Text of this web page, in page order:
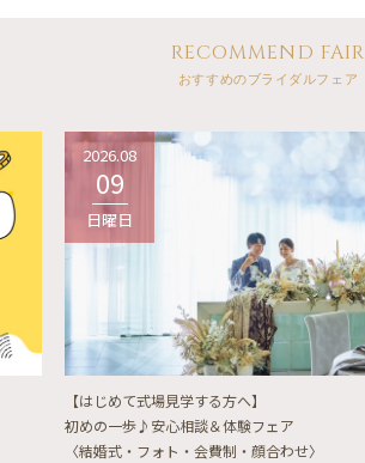
RECOMMEND FAIR
おすすめのブライダルフェア
2026.08
09
日曜日
【はじめて式場見学する方へ】
初めの一歩♪安心相談＆体験フェア
〈結婚式・フォト・会費制・顔合わせ〉